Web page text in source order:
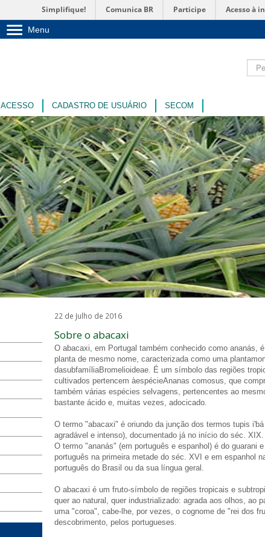
Simplifique! Comunica BR Participe Acesso à
Menu
Administração
Servidor
ACESSO CADASTRO DE USUÁRIO SECOM
22 de Julho de 2016
Sobre o abacaxi
O abacaxi, em Portugal também conhecido como ananás,
planta de mesmo nome, caracterizada como uma
dasubfamíliaBromelioideae. É um símbolo das regiões
cultivados pertencem àespécieAnanas comosus, que
também várias espécies selvagens, pertencentes ao
bastante ácido e, muitas vezes, adocicado.
O termo "abacaxi" é oriundo da junção dos termos tupis
agradável e intenso), documentado já no início do séc. XIX.
O termo "ananás" (em português e espanhol) é do guarani
português na primeira metade do séc. XVI e em espanhol
português do Brasil ou da sua língua geral.
O abacaxi é um fruto-símbolo de regiões tropicais e
quer ao natural, quer industrializado: agrada aos olhos, ao
uma "coroa", cabe-lhe, por vezes, o cognome de "rei dos
descobrimento, pelos portugueses.